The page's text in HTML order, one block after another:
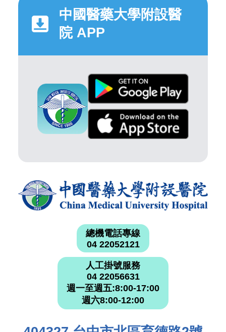
中國醫藥大學附設醫
院 APP
總機電話專線
04 22052121
人工掛號服務
04 22056631
週一至週五:8:00-17:00
週六8:00-12:00